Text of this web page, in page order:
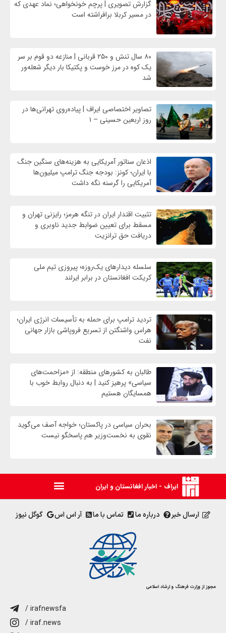
گزارش تصویری | پرچم خونخواهی؛ نماد عهدی که
در مسیر کربلا برافراشته است
۸۰ سال تنش و ۲۵۰ قربانی | منازعه دو قوم بر سر
یک کوه در مرز خوست و پکتیکا بار دیگر شعله‌ور
شد
تصاویر اختصاصی ایراف | پیاده‌روی تهرانی‌ها در
روز اربعین حسینی – ۱
اذعان سناتور آمریکایی به هزینه‌های سنگین جنگ
با ایران؛ کونز: بودجه جنگ ترامپ میلیون‌ها
آمریکایی را گرسنه نگه داشت
تثبیت اقتدار ایران در تنگه هرمز؛ رایزنی تهران و
مسقط برای تعیین ضوابط جدید ناوبری و
دریافت حق ترانزیت
سلسله دیدارهای یک‌روزه؛ پیروزی تیم ملی
کریکت افغانستان در برابر ایرلند
تردید ترامپ برای حمله به تأسیسات انرژی ایران؛
هراس واشنگتن از تسریع فروپاشی بازار جهانی
نفت
طالبان به کشورهای منطقه: از «مزاحمت‌های
سیاسی» پرهیز کنید | به دنبال روابط خوب با
همسایگان هستیم
بحران سیاسی در پاکستان؛ خواجه آصف می‌گوید
نقوی به نخست‌وزیر هم پاسخگو نیست
ایراف - اخبار افغانستان و ایران
ارسال خبر درباره ما تماس با ما آر اس اس گوگل نیوز
مجوز از وزارت فرهنگ و ارشاد اسلامی
/ irafnewsfa
/ iraf.news